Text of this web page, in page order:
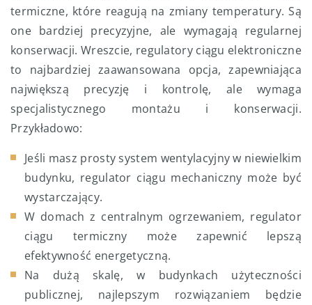
termiczne, które reagują na zmiany temperatury. Są
one bardziej precyzyjne, ale wymagają regularnej
konserwacji. Wreszcie, regulatory ciągu elektroniczne
to najbardziej zaawansowana opcja, zapewniająca
największą precyzję i kontrolę, ale wymaga
specjalistycznego montażu i konserwacji.
Przykładowo:
Jeśli masz prosty system wentylacyjny w niewielkim
budynku, regulator ciągu mechaniczny może być
wystarczający.
W domach z centralnym ogrzewaniem, regulator
ciągu termiczny może zapewnić lepszą
efektywność energetyczną.
Na dużą skalę, w budynkach użyteczności
publicznej, najlepszym rozwiązaniem będzie